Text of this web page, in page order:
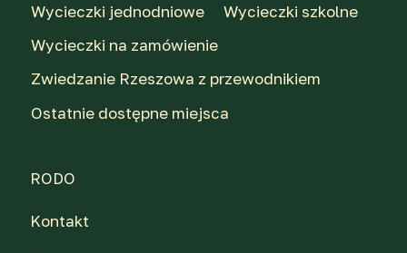
Wycieczki jednodniowe
Wycieczki szkolne
Wycieczki na zamówienie
Zwiedzanie Rzeszowa z przewodnikiem
Ostatnie dostępne miejsca
RODO
Kontakt